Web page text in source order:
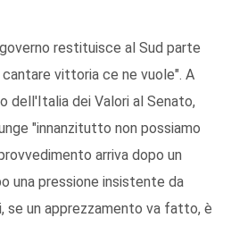
restituisce al Sud parte
vittoria ce ne vuole". A
dell'Italia dei Valori al Senato,
"innanzitutto non possiamo
arriva dopo un
una pressione insistente da
se un apprezzamento va fatto, è